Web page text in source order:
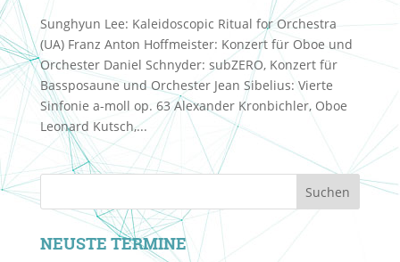
Sunghyun Lee: Kaleidoscopic Ritual for Orchestra
(UA) Franz Anton Hoffmeister: Konzert für Oboe und
Orchester Daniel Schnyder: subZERO, Konzert für
Bassposaune und Orchester Jean Sibelius: Vierte
Sinfonie a-moll op. 63 Alexander Kronbichler, Oboe
Leonard Kutsch,...
NEUSTE TERMINE